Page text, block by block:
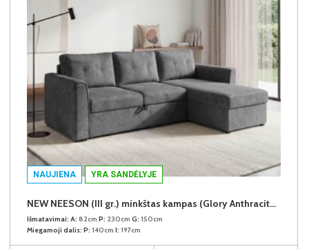
NAUJIENA YRA SANDĖLYJE
NEW NEESON (III gr.) minkštas kampas (Glory Anthracite-18)
Išmatavimai: A: 82cm P: 230cm G: 150cm
Miegamoji dalis: P: 140cm I: 197cm